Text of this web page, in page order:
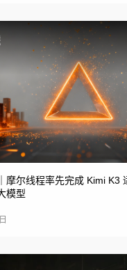
摩尔线程率先完成 Kimi K3
模型